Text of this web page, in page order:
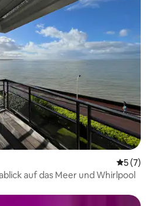
5 (7)
auf das Meer und Whirlpool